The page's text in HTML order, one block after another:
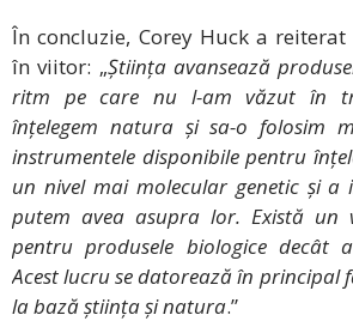
În concluzie, Corey Huck a
în viitor: „Știința avansează
ritm pe care nu l-am văzut în
înțelegem natura și sa-o folosim
instrumentele disponibile pentru
un nivel mai molecular genetic și a
putem avea asupra lor. Există un
pentru produsele biologice decât
Acest lucru se datorează în principal
la bază știința și natura.”